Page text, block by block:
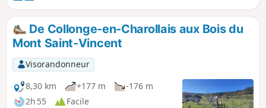
De Collonge-en-Charollais aux Bois du
Mont Saint-Vincent
Visorandonneur
8,30 km
+177 m
-176 m
2h 55
Facile